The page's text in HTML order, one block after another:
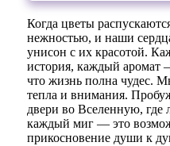
Когда цветы
нежностью, и наши
унисон с их красотой.
история, каждый аромат
что жизнь полна чудес.
тепла и внимания.
двери во Вселенную, где
каждый миг — это
прикосновение души к